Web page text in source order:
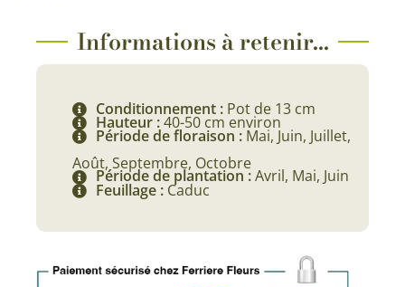
Informations à retenir...
Conditionnement : Pot de 13 cm
Hauteur :40-50 cm environ
Période de floraison : Mai, Juin, Juillet,
Août, Septembre, Octobre
Période de plantation :Avril, Mai, Juin
Feuillage : Caduc